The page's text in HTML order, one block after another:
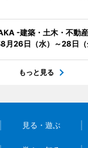
-建築・土木・不動
月26日（水）～28日（
もっと見る
見る・遊ぶ